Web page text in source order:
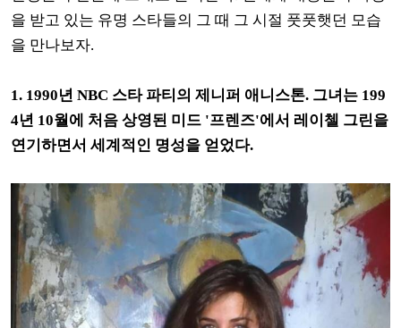
을 받고 있는 유명 스타들의 그 때 그 시절 풋풋햇던 모습
을 만나보자.
1. 1990년 NBC 스타 파티의 제니퍼 애니스톤. 그녀는 199
4년 10월에 처음 상영된 미드 '프렌즈'에서 레이첼 그린을
연기하면서 세계적인 명성을 얻었다.